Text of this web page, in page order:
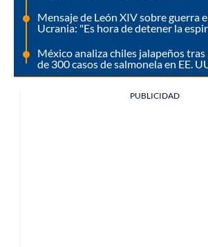
Mensaje de León XIV sobre guerra
Ucrania: "Es hora de detener la
México analiza chiles jalapeños
de 300 casos de salmonela en EE.
PUBLICIDAD